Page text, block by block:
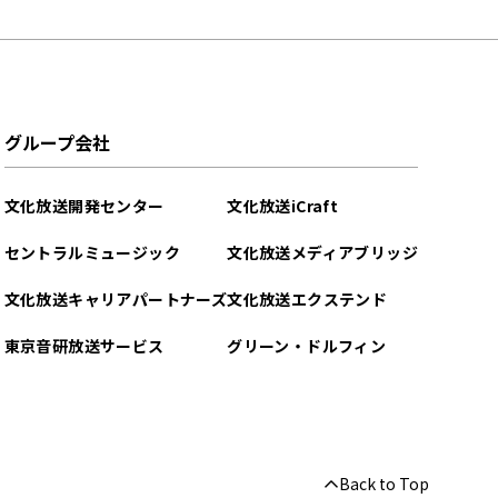
グループ会社
文化放送開発センター
セントラルミュージック
文化放送キャリアパートナーズ
東京音研放送サービス
文化放送iCraft
文化放送メディアブリッジ
文化放送エクステンド
グリーン・ドルフィン
Back to Top